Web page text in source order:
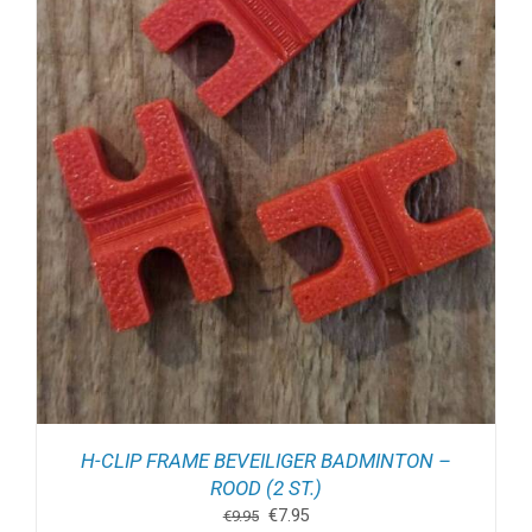
H-CLIP FRAME BEVEILIGER BADMINTON –
ROOD (2 ST.)
€9.95 Oorspronkelijke
€7.95Huidige